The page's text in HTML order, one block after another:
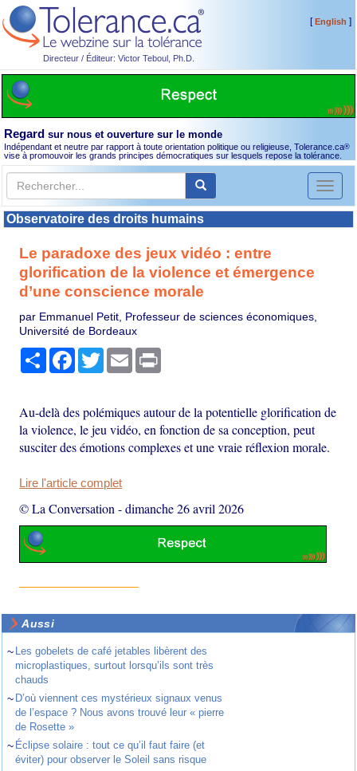
Directeur / Éditeur: Victor Teboul, Ph.D.
[English ]
Regard sur nous et ouverture sur le monde
Indépendant et neutre par rapport à toute orientation politique ou religieuse, Tolerance.ca®
vise à promouvoir les grands principes démocratiques sur lesquels repose la tolérance.
Toggle
Observatoire des droits humains
Le paradoxe des jeux vidéo : entre
glorification de la violence et émergence
d’une conscience morale
par Emmanuel Petit, Professeur de sciences économiques,
Université de Bordeaux
PartagerFacebook
TwitterEmail
Au-delà des polémiques autour de la potentielle glorification de
la violence, le jeu vidéo, en fonction de sa conception, peut
susciter des émotions complexes et une vraie réflexion morale.
Lire l'article complet
© La Conversation -dimanche 26 avril 2026
Aussi
~ Les gobelets de café jetables libèrent des
microplastiques, surtout lorsqu’ils sont très
chauds
~ D’où viennent ces mystérieux signaux venus
de l’espace ? Nous avons trouvé leur « pierre
de Rosette »
~ Éclipse solaire : tout ce qu’il faut faire (et
éviter) pour observer le Soleil sans risque